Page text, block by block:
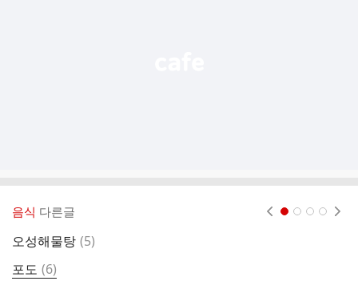
음식 다른글
오성해물탕 댓
(5)
포도 댓
(6)